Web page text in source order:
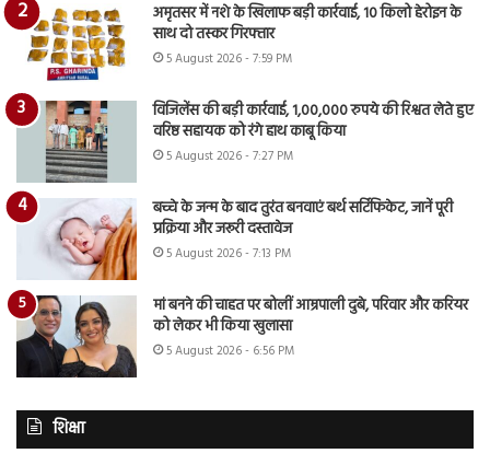
अमृतसर में नशे के खिलाफ बड़ी कार्रवाई, 10 किलो हेरोइन के
साथ दो तस्कर गिरफ्तार
5 August 2026 - 7:59 PM
विजिलेंस की बड़ी कार्रवाई, 1,00,000 रुपये की रिश्वत लेते हुए
वरिष्ठ सहायक को रंगे हाथ काबू किया
5 August 2026 - 7:27 PM
बच्चे के जन्म के बाद तुरंत बनवाएं बर्थ सर्टिफिकेट, जानें पूरी
प्रक्रिया और जरूरी दस्तावेज
5 August 2026 - 7:13 PM
मां बनने की चाहत पर बोलीं आम्रपाली दुबे, परिवार और करियर
को लेकर भी किया खुलासा
5 August 2026 - 6:56 PM
शिक्षा